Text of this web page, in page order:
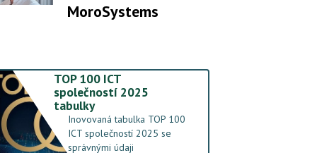
MoroSystems
TOP 100 ICT
společností 2025
tabulky
Inovovaná tabulka TOP 100
ICT společností 2025 se
správnými údaji